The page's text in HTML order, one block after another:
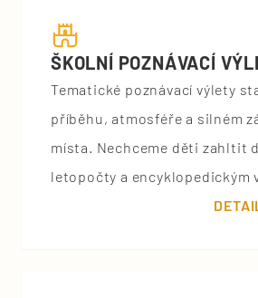
ŠKOLNÍ POZNÁVACÍ
Tematické poznávací výlety
příběhu, atmosféře a silném
místa. Nechceme děti zahltit
letopočty a encyklopedickým